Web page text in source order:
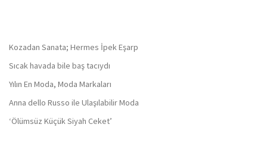
Kozadan Sanata; Hermes İpek Eşarp
Sıcak havada bile baş tacıydı
Yılın En Moda, Moda Markaları
Anna dello Russo ile Ulaşılabilir Moda
‘Ölümsüz Küçük Siyah Ceket’